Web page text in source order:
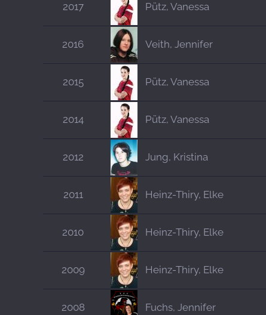
2017 Pütz, Vanessa
2016 Veith, Jennifer
2015 Pütz, Vanessa
2014 Pütz, Vanessa
2012 Jung, Kristina
2011 Heinz-Thiry, Elke
2010 Heinz-Thiry, Elke
2009 Heinz-Thiry, Elke
2008 Fuchs, Jennifer